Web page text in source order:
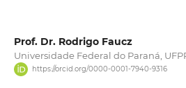
Prof. Dr. Rodrigo Faucz
Universidade Federal do Paraná,
https://orcid.org/0000-0001-7940-9316